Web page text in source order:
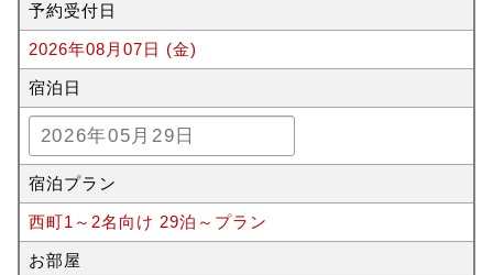
予約受付日
2026年08月07日 (金)
宿泊日
宿泊プラン
西町1～2名向け 29泊～プラン
お部屋